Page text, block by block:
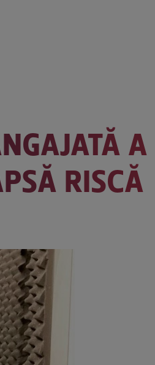
A
RISCĂ